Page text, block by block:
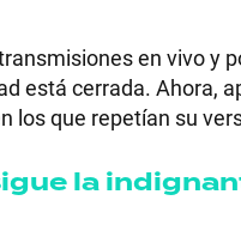
en vivo y
está cerrada. Ahora,
los que repetían su
la
RECETAS
PALABRAS